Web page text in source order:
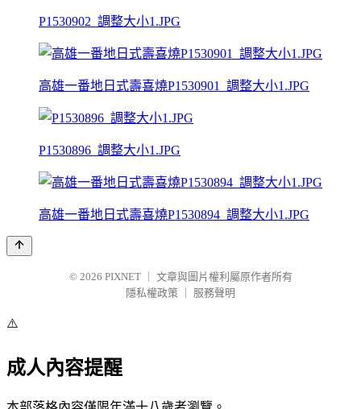
P1530902_調整大小1.JPG
高雄一番地日式壽喜燒P1530901_調整大小1.JPG
P1530896_調整大小1.JPG
高雄一番地日式壽喜燒P1530894_調整大小1.JPG
© 2026 PIXNET
文章與圖片權利屬原作者所有
隱私權政策
服務聲明
⚠️
成人內容提醒